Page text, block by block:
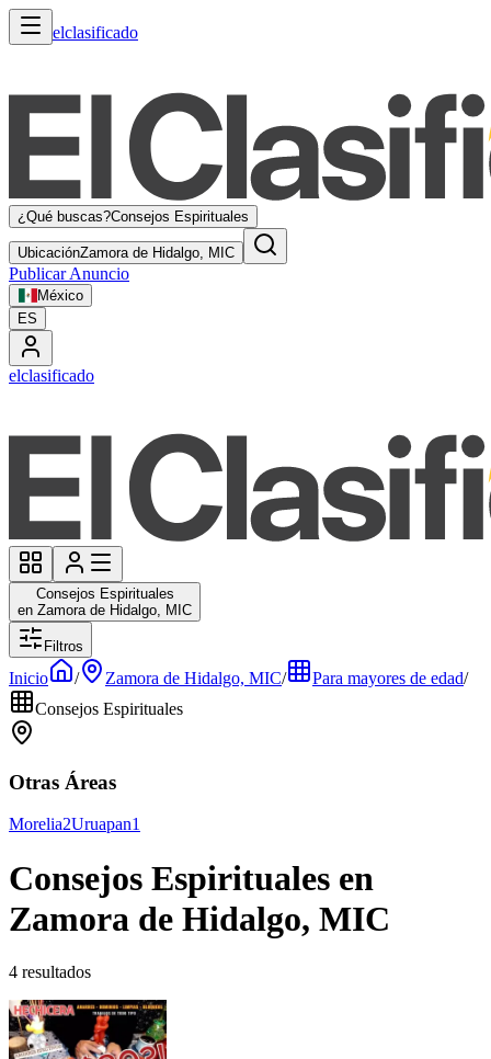
elclasificado
¿Qué buscas?Consejos Espirituales
UbicaciónZamora de Hidalgo, MIC
Publicar Anuncio
México
ES
elclasificado
Consejos Espirituales
en Zamora de Hidalgo, MIC
Filtros
Inicio / Zamora de Hidalgo, MIC/ Para mayores de edad/
Consejos Espirituales
Otras Áreas
Morelia2Uruapan1
Consejos Espirituales en
Zamora de Hidalgo, MIC
4 resultados